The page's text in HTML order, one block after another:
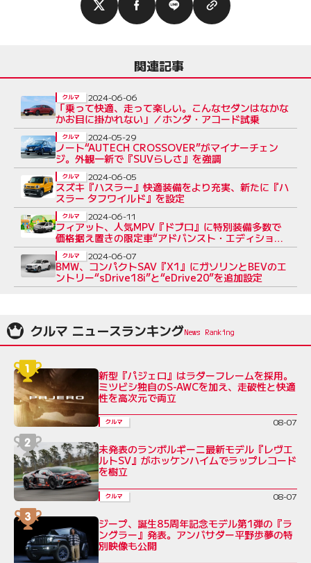
関連記事
「乗って快適、走って楽しい。こんなセダンはなかな
かお目に掛かれない」／ホンダ・アコード試乗
クルマ 2024-06-06
ノート“AUTECH CROSSOVER”がマイナーチェン
ジ。外観一新で『SUVらしさ』を強調
クルマ 2024-05-29
スズキ『ハスラー』快適装備をより充実、新たに『ハ
スラー タフワイルド』を設定
クルマ 2024-06-05
フィアット、人気MPV『ドブロ』に特別装備多数で
価格据え置きの限定車“アドバンスト・エディショ
ン”を導入
クルマ 2024-06-11
BMW、コンパクトSAV『X1』にガソリンとBEVのエ
ントリー“sDrive18i”と“eDrive20”を追加設定
クルマ 2024-06-07
クルマ ニュースランキング
新型『パジェロ』はラダーフレームを採用。
ミツビシ独自のS-AWCを加え、走破性と快適
性を高次元で両立
クルマ 08-07
未発表のランボルギーニ最新モデル『レヴエ
ルトSV』がホッケンハイムでラップレコード
を樹立
クルマ 08-07
ジープ、誕生85周年記念モデル第1弾の『ラ
ングラー』発表。アンバサダー平野歩夢の特
別映像も公開